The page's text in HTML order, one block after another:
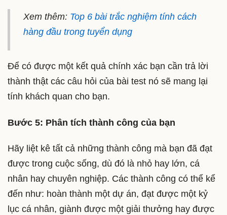
Xem thêm: Top 6 bài trắc nghiệm tính cách
hàng đầu trong tuyển dụng
Để có được một kết quả chính xác bạn cần trả lời
thành thật các câu hỏi của bài test nó sẽ mang lại
tính khách quan cho bạn.
Bước 5: Phân tích thành công của bạn
Hãy liệt kê tất cả những thành công mà bạn đã đạt
được trong cuộc sống, dù đó là nhỏ hay lớn, cá
nhân hay chuyên nghiệp. Các thành công có thể kể
đến như: hoàn thành một dự án, đạt được một kỷ
lục cá nhân, giành được một giải thưởng hay được